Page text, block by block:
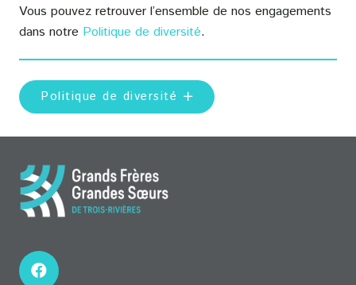
Vous pouvez retrouver l’ensemble de nos engagements
dans notre Politique de diversité.
Politique de diversité